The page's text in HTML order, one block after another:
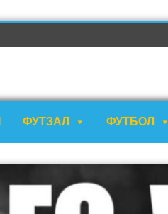
ФУТЗАЛ ФУТБОЛ